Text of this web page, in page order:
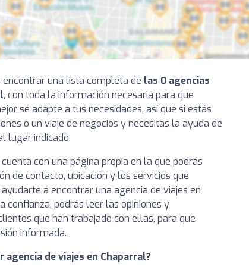
encontrar una lista completa de las 0 agencias
, con toda la información necesaria para que
se adapte a tus necesidades, así que si estás
o un viaje de negocios y necesitas la ayuda de
lugar indicado.
con una página propia en la que podrás
de contacto, ubicación y los servicios que
a encontrar una agencia de viajes en
confianza, podrás leer las opiniones y
que han trabajado con ellas, para que
informada.
agencia de viajes en Chaparral?